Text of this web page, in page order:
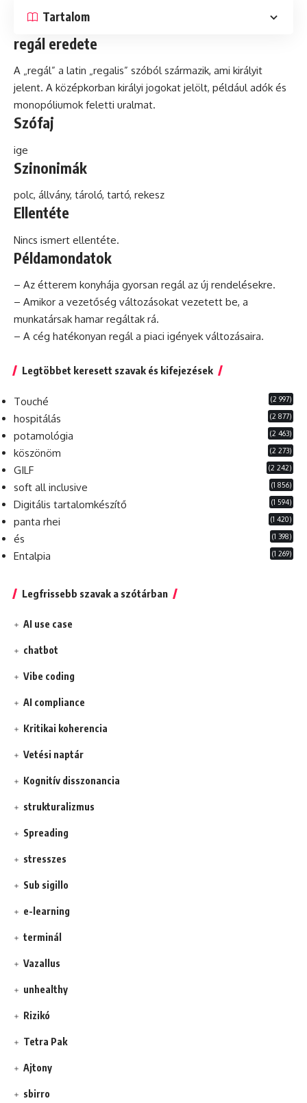
Tartalom
regál eredete
A „regál” a latin „regalis” szóból származik, ami királyit
jelent. A középkorban királyi jogokat jelölt, például adók és
monopóliumok feletti uralmat.
Szófaj
ige
Szinonimák
polc, állvány, tároló, tartó, rekesz
Ellentéte
Nincs ismert ellentéte.
Példamondatok
– Az étterem konyhája gyorsan regál az új rendelésekre.
– Amikor a vezetőség változásokat vezetett be, a
munkatársak hamar regáltak rá.
– A cég hatékonyan regál a piaci igények változásaira.
Legtöbbet keresett szavak és kifejezések
Touché (2 997)
hospitálás (2 877)
potamológia (2 463)
köszönöm (2 273)
GILF (2 242)
soft all inclusive (1 856)
Digitális tartalomkészítő (1 594)
panta rhei (1 420)
és (1 398)
Entalpia (1 269)
Legfrissebb szavak a szótárban
AI use case
chatbot
Vibe coding
AI compliance
Kritikai koherencia
Vetési naptár
Kognitív disszonancia
strukturalizmus
Spreading
stresszes
Sub sigillo
e-learning
terminál
Vazallus
unhealthy
Rizikó
Tetra Pak
Ajtony
sbirro